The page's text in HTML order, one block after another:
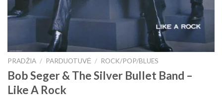
PRADŽIA / PARDUOTUVĖ / ROCK/POP/BLUES
Bob Seger & The Silver Bullet Band –
Like A Rock